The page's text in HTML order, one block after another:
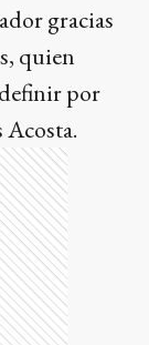
gracias
quien
por